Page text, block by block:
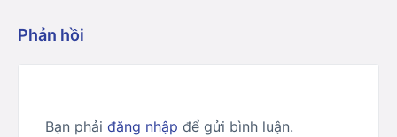
Phản hồi
Bạn phải đăng nhập để gửi bình luận.